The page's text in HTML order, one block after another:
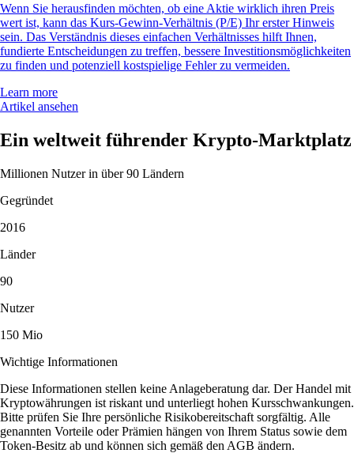
Wenn Sie herausfinden möchten, ob eine Aktie wirklich ihren Preis
wert ist, kann das Kurs-Gewinn-Verhältnis (P/E) Ihr erster Hinweis
sein. Das Verständnis dieses einfachen Verhältnisses hilft Ihnen,
fundierte Entscheidungen zu treffen, bessere Investitionsmöglichkeiten
zu finden und potenziell kostspielige Fehler zu vermeiden.
Learn more
Artikel ansehen
Ein weltweit führender Krypto-Marktplatz
Millionen Nutzer in über 90 Ländern
Gegründet
2016
Länder
90
Nutzer
150 Mio
Wichtige Informationen
Diese Informationen stellen keine Anlageberatung dar. Der Handel mit
Kryptowährungen ist riskant und unterliegt hohen Kursschwankungen.
Bitte prüfen Sie Ihre persönliche Risikobereitschaft sorgfältig. Alle
genannten Vorteile oder Prämien hängen von Ihrem Status sowie dem
Token-Besitz ab und können sich gemäß den AGB ändern.